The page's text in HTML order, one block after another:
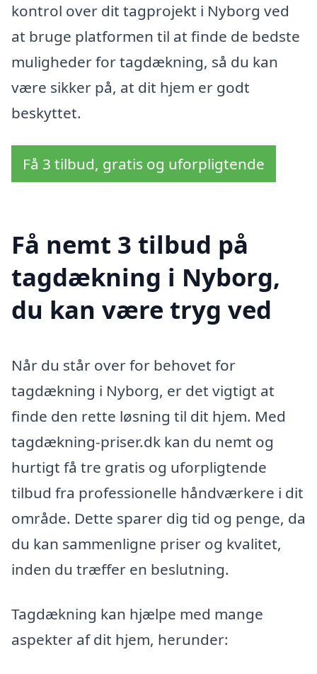
kontrol over dit tagprojekt i Nyborg ved
at bruge platformen til at finde de bedste
muligheder for tagdækning, så du kan
være sikker på, at dit hjem er godt
beskyttet.
Få 3 tilbud, gratis og uforpligtende
Få nemt 3 tilbud på
tagdækning i Nyborg,
du kan være tryg ved
Når du står over for behovet for
tagdækning i Nyborg, er det vigtigt at
finde den rette løsning til dit hjem. Med
tagdækning-priser.dk kan du nemt og
hurtigt få tre gratis og uforpligtende
tilbud fra professionelle håndværkere i dit
område. Dette sparer dig tid og penge, da
du kan sammenligne priser og kvalitet,
inden du træffer en beslutning.
Tagdækning kan hjælpe med mange
aspekter af dit hjem, herunder: